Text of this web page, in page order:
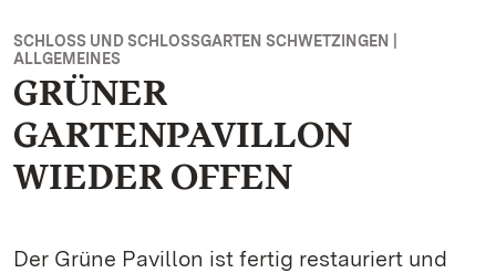
SCHLOSS UND SCHLOSSGARTEN SCHWETZINGEN |
ALLGEMEINES
GRÜNER
GARTENPAVILLON
WIEDER OFFEN
Der Grüne Pavillon ist fertig restauriert und